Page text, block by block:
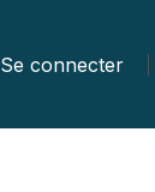
Se connecter